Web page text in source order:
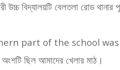
উচ্চ বিদ্যালয়টি বেলতলা রোড থানার
part of the school
ছিল আমাদের খেলার মাঠ।